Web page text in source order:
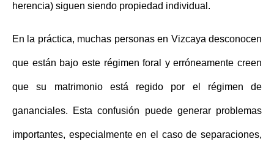
herencia) siguen siendo propiedad individual.
En la práctica, muchas personas en Vizcaya desconocen
que están bajo este régimen foral y erróneamente creen
que su matrimonio está regido por el régimen de
gananciales. Esta confusión puede generar problemas
importantes, especialmente en el caso de separaciones,